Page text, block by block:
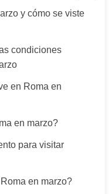
y cómo se viste
condiciones
en Roma en
en marzo?
para visitar
en marzo?